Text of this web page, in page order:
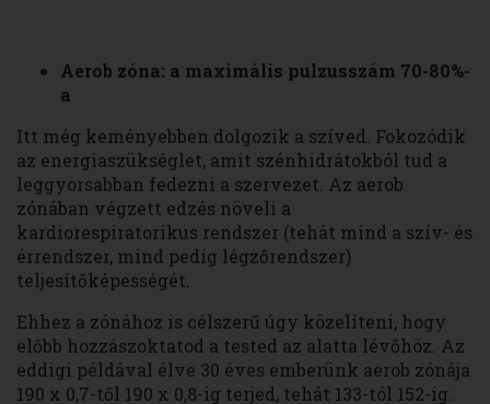
Aerob zóna: a maximális pulzusszám 70-80%-
a
Itt még keményebben dolgozik a szíved. Fokozódik
az energiaszükséglet, amit szénhidrátokból tud a
leggyorsabban fedezni a szervezet. Az aerob
zónában végzett edzés növeli a
kardiorespiratorikus rendszer (tehát mind a szív- és
érrendszer, mind pedig légzőrendszer)
teljesítőképességét.
Ehhez a zónához is célszerű úgy közelíteni, hogy
előbb hozzászoktatod a tested az alatta lévőhöz. Az
eddigi példával élve 30 éves emberünk aerob zónája
190 x 0,7-től 190 x 0,8-ig terjed, tehát 133-tól 152-ig.